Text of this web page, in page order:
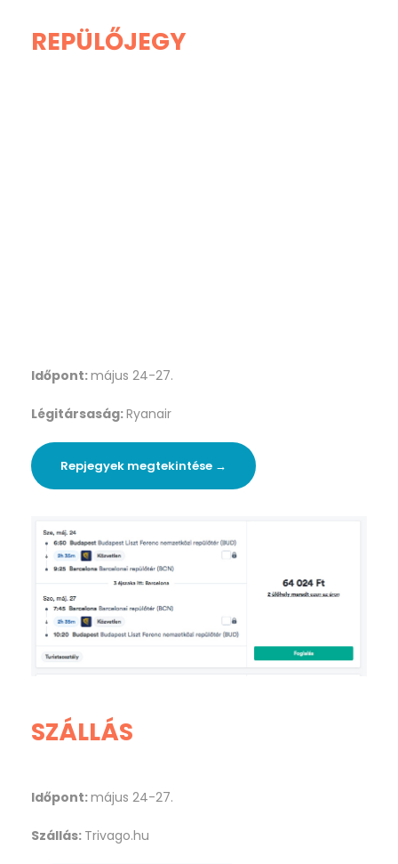
REPÜLŐJEGY
Időpont:május 24-27.
Légitársaság:Ryanair
Repjegyek megtekintése →
SZÁLLÁS
Időpont:május 24-27.
Szállás: Trivago.hu